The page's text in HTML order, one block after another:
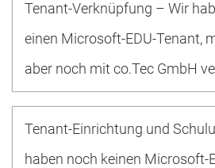
Tenant-Verknüpfung – Wir
einen Microsoft-EDU-Tenant,
aber noch mit co.Tec GmbH
Tenant-Einrichtung und
haben noch keinen Microsoft-